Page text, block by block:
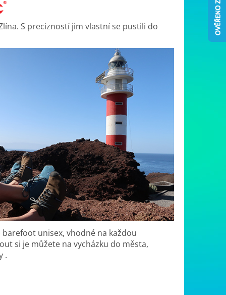
S precizností jim vlastní se pustili do
unisex, vhodné na každou
si je můžete na vycházku do města,
.